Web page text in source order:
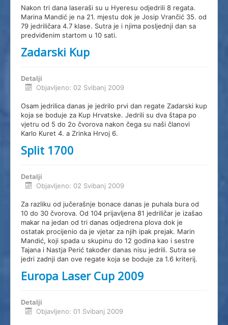
Video
Info
Splitski Festival Jedrenja
Nakon tri dana laseraši su u Hyeresu odjedrili 8 regata.
Marina Mandić je na 21. mjestu dok je Josip Vrančić 35. od
79 jedriličara 4.7 klase. Sutra je i njima posljednji dan sa
predviđenim startom u 10 sati.
Zadarski Kup
Detalji
Objavljeno: 02 Svibanj 2009
Osam jedrilica danas je jedrilo prvi dan regate Zadarski kup
koja se boduje za Kup Hrvatske. Jedrili su dva štapa po
vjetru od 5 do 2o čvorova nakon čega su naši članovi
Karlo Kuret 4. a Zrinka Hrvoj 6.
Split 1700
Detalji
Objavljeno: 02 Svibanj 2009
Za razliku od jučerašnje bonace danas je puhala bura od
10 do 30 čvorova. Od 104 prijavljena 81 jedriličar je izašao
makar na jedan od tri danas odjedrena plova dok je
ostatak procijenio da je vjetar za njih ipak prejak. Marin
Mandić, koji spada u skupinu do 12 godina kao i sestre
Tajana i Nastja Perić također danas nisu jedrili. Sutra se
jedri zadnji dan ove regate koja se boduje za 1.6 kriterij.
Europa Laser Cup 2009
Detalji
Objavljeno: 01 Svibanj 2009